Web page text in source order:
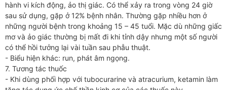
hành vi kích động, ảo thị giác. Có thể xảy ra trong vòng 24 giờ
sau sử dụng, gặp ở 12% bệnh nhân. Thường gặp nhiều hơn ở
những người bệnh trong khoảng 15 – 45 tuổi. Mặc dù những giấc
mơ và ảo giác thường bị mất đi khi tỉnh dậy nhưng một số người
có thể hồi tưởng lại vài tuần sau phẫu thuật.
- Biểu hiện khác: run, phát âm ngọng.
7. Tương tác thuốc
- Khi dùng phối hợp với tubocurarine và atracurium, ketamin làm